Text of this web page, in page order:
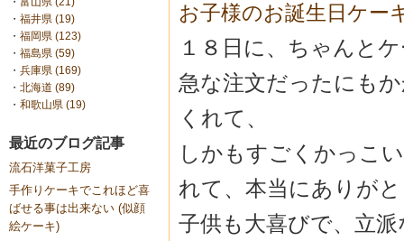
・ 福井県 (19)
・ 福岡県 (123)
・ 福島県 (59)
・ 兵庫県 (169)
・ 北海道 (89)
・ 和歌山県 (19)
最近のブログ記事
流石洋菓子工房
手作りケーキでこれほど喜
ばせる事は出来ない (似顔
絵ケーキ)
お子様のお誕生日ケー
１８日に、ちゃんと
急な注文だったにも
くれて、
しかもすごくかっこ
れて、本当にありが
子供も大喜びで、立